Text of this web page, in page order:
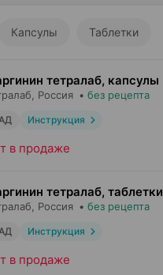
Капсулы Таблетки
тетралаб, капсулы
, Россия • без рецепта
Инструкция
в продаже
тетралаб, таблетки
, Россия • без рецепта
Инструкция
в продаже